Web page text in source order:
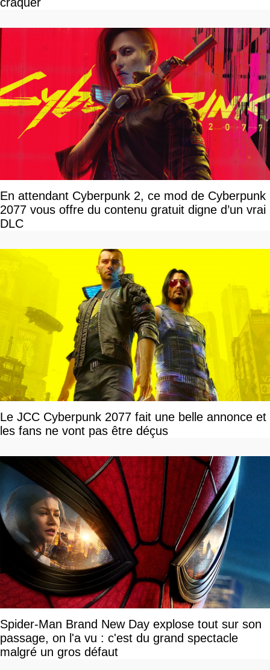
En attendant Cyberpunk 2, ce mod de Cyberpunk
2077 vous offre du contenu gratuit digne d’un vrai
DLC
Le JCC Cyberpunk 2077 fait une belle annonce et
les fans ne vont pas être déçus
Spider-Man Brand New Day explose tout sur son
passage, on l'a vu : c'est du grand spectacle
malgré un gros défaut